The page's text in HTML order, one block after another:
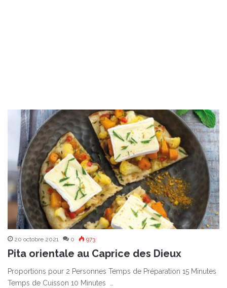
20 octobre 2021 0 973
Pita orientale au Caprice des Dieux
Proportions pour 2 Personnes Temps de Préparation 15 Minutes
Temps de Cuisson 10 Minutes …